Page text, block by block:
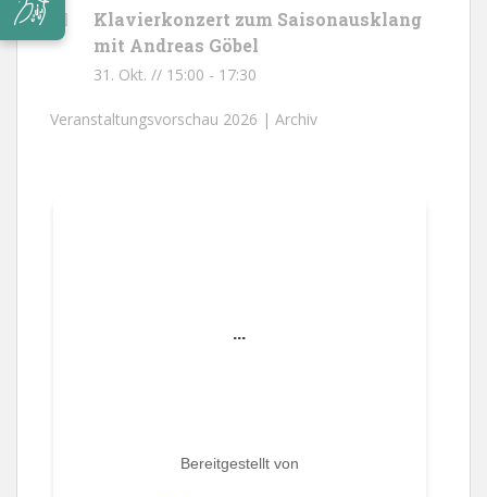
Klavierkonzert zum Saisonausklang
mit Andreas Göbel
31. Okt. // 15:00 - 17:30
Veranstaltungsvorschau 2026 | Archiv